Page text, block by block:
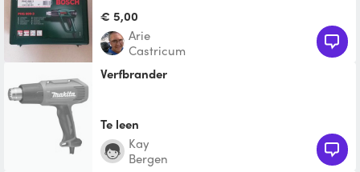
€ 5,00
Arie
Castricum
Verfbrander
Te leen
Kay
Bergen